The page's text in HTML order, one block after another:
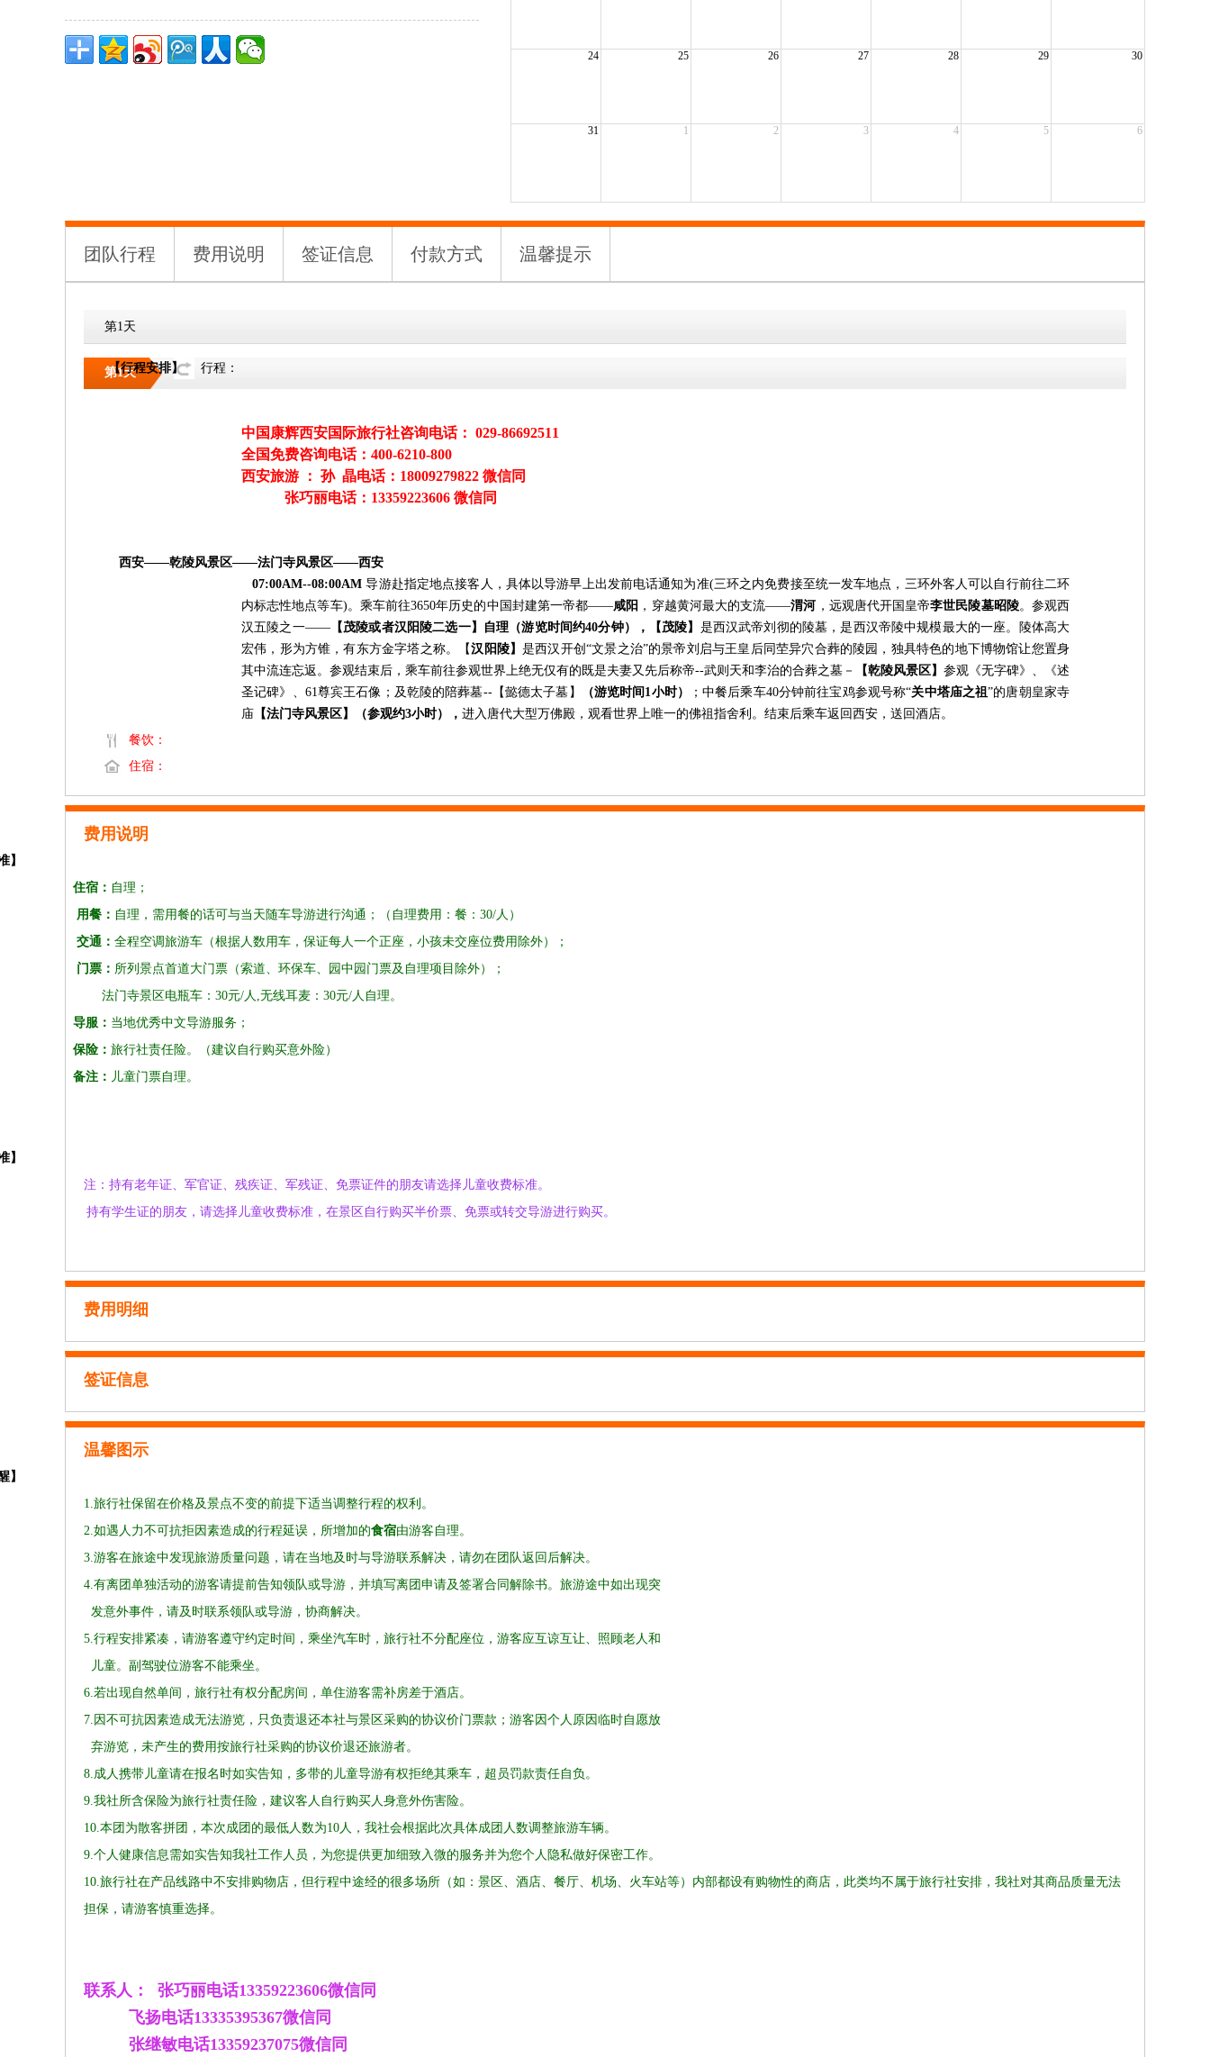
24 25 26 27 28 29 30
31 1 2 3 4 5 6
团队行程 费用说明 签证信息 付款方式 温馨提示
第1天
第1天 行程：
【行程安排】
中国康辉西安国际旅行社咨询电话： 029-86692511
全国免费咨询电话： 400-6210-800
西安旅游 ： 孙 晶电话：18009279822 微信同
张巧丽电话：13359223606 微信同
西安——乾陵风景区——法门寺风景区——西安
07:00AM--08:00AM导游赴指定地点接客人，具体以导游早上出发前电话通知为准(三环之内免费接至统一发车地点，三环外客人可以自行前往二环
内标志性地点等车)。乘车前往3650年历史的中国封建第一帝都——咸阳 ，穿越黄河最大的支流——渭河 ，远观唐代开国皇帝李世民陵墓昭陵。参观西
汉五陵之一——【茂陵或者汉阳陵二选一】 自理 （游览时间约40分钟）， 【 茂陵】 是西汉武帝刘彻的陵墓，是西汉帝陵中规模最大的一座。陵体高大
宏伟，形为方锥，有东方金字塔之称。【汉阳陵】是西汉开创“文景之治”的景帝刘启与王皇后同茔异穴合葬的陵园，独具特色的地下博物馆让您置身
其中流连忘返。 参观结束后，乘车前往参观世界上绝无仅有的既是夫妻又先后称帝--武则天和李治的合葬之墓－ 【乾陵风景区】 参观《无字碑》、《述
圣记碑》、 61尊宾王石像；及乾陵的陪葬墓--【懿德太子墓】 （游览时间 1小时） ；中餐后乘车40分钟前往宝鸡参观号称“关中塔庙之祖”的唐朝 皇家寺
庙 【法门寺风景区】 （参观约3小时）， 进入唐代大型万佛殿，观看世界上唯一的佛祖指舍利。结束后乘车返回西安，送回酒店。
餐饮：
住宿：
费用说明
】
住宿： 自理；
用餐： 自理，需用餐的话可与当天随车导游进行沟通；（自理费用：餐： 30/人）
交通： 全程空调旅游车（根据人数用车，保证每人一个正座，小孩未交座位费用除外）；
门票： 所列景点首道大门票（索道、环保车、园中园门票及自理项目除外）；
法门寺景区电瓶车： 30元/人,无线耳麦：30元/人自理。
导服： 当地优秀中文导游服务；
保险： 旅行社责任险。（建议自行购买意外险）
备注： 儿童门票自理。
】
注：持有老年证、军官证、残疾证、军残证、免票证件的朋友请选择儿童收费标准。
持有学生证的朋友，请选择儿童收费标准，在景区自行购买半价票、免票或转交导游进行购买。
费用明细
签证信息
温馨图示
】
1.旅行社保留在价格及景点不变的前提下适当调整行程的权利。
2.如遇人力不可抗拒因素造成的行程延误，所增加的食宿由游客自理。
3.游客在旅途中发现旅游质量问题，请在当地及时与导游联系解决，请勿在团队返回后解决。
4.有离团单独活动的游客请提前告知领队或导游，并填写离团申请及签署合同解除书。旅游途中如出现突
发意外事件，请及时联系领队或导游，协商解决。
5.行程安排紧凑，请游客遵守约定时间，乘坐汽车时，旅行社不分配座位，游客应互谅互让、照顾老人和
儿童。副驾驶位游客不能乘坐。
6.若出现自然单间，旅行社有权分配房间，单住游客需补房差于酒店。
7. 因不可抗因素造成无法游览，只负责退还本社与景区采购的协议价门票款；游客因个人原因临时自愿放
弃游览，未产生的费用按旅行社采购的协议价退还旅游者。
8.成人携带儿童请在报名时如实告知，多带的儿童导游有权拒绝其乘车，超员罚款责任自负。
9.我社所含保险为旅行社责任险，建议客人自行购买人身意外伤害险。
10.本团为散客拼团，本次成团的最低人数为10人，我社会根据此次具体成团人数调整旅游车辆。
9.个人健康信息需如实告知我社工作人员，为您提供更加细致入微的服务并为您个人隐私做好保密工作。
10.旅行社在产品线路中不安排购物店，但行程中途经的很多场所（如：景区、酒店、餐厅、机场、火车站等）内部都设有购物性的商店，此类均不属于旅行社安排，我社对其商品质量无法
担保，请游客慎重选择。
联系人： 张巧丽电话13359223606微信同
飞扬电话13335395367微信同
张继敏电话13359237075微信同